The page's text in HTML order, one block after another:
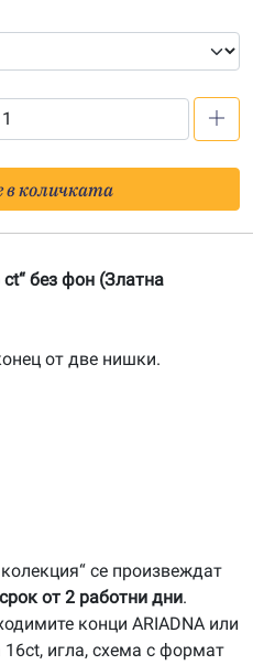
в количката
без фон (Златна
от две нишки.
се произвеждат
от 2 работни дни.
конци ARIADNA или
16ct, игла, схема с формат